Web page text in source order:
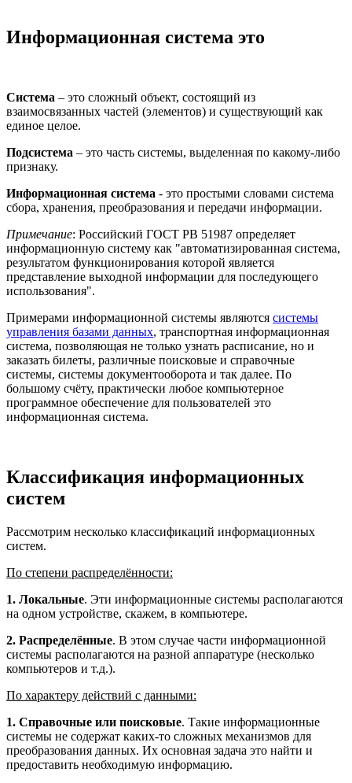
Информационная система это
Система – это сложный объект, состоящий из
взаимосвязанных частей (элементов) и существующий как
единое целое.
Подсистема – это часть системы, выделенная по какому-либо
признаку.
Информационная система - это простыми словами система
сбора, хранения, преобразования и передачи информации.
Примечание: Российский ГОСТ РВ 51987 определяет
информационную систему как "автоматизированная система,
результатом функционирования которой является
представление выходной информации для последующего
использования".
Примерами информационной системы являются системы
управления базами данных, транспортная информационная
система, позволяющая не только узнать расписание, но и
заказать билеты, различные поисковые и справочные
системы, системы документооборота и так далее. По
большому счёту, практически любое компьютерное
программное обеспечение для пользователей это
информационная система.
Классификация информационных
систем
Рассмотрим несколько классификаций информационных
систем.
По степени распределённости:
1. Локальные. Эти информационные системы располагаются
на одном устройстве, скажем, в компьютере.
2. Распределённые. В этом случае части информационной
системы располагаются на разной аппаратуре (несколько
компьютеров и т.д.).
По характеру действий с данными:
1. Справочные или поисковые. Такие информационные
системы не содержат каких-то сложных механизмов для
преобразования данных. Их основная задача это найти и
предоставить необходимую информацию.